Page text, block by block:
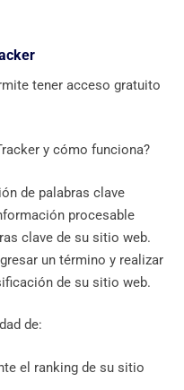
tener acceso gratuito
y cómo funciona?
de palabras clave
procesable
clave de su sitio web.
un término y realizar
de su sitio web.
de:
el ranking de su sitio